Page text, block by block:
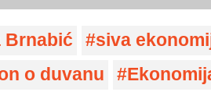
Brnabić siva
o duvanu